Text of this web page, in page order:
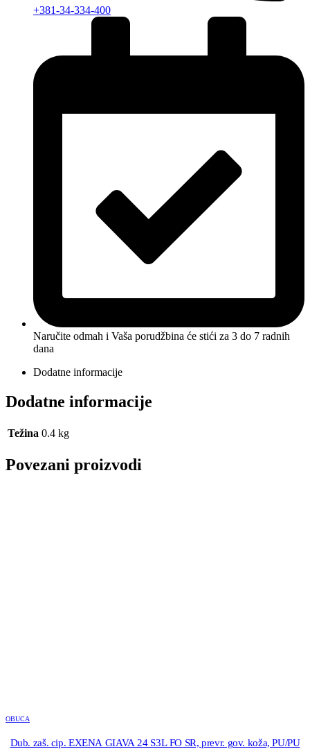
+381-34-334-400
Naručite odmah i Vaša porudžbina će stići za 3 do 7 radnih
dana
Dodatne informacije
Dodatne informacije
Težina 0.4 kg
Povezani proizvodi
OBUCA
Dub. zaš. cip. EXENA GIAVA 24 S3L FO SR, prevr. gov. koža, PU/PU